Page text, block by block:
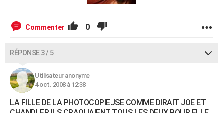
Commenter 0
RÉPONSE 3 / 5
Utilisateur anonyme
4 oct. 2008 à 12:38
LA FILLE DE LA PHOTOCOPIEUSE COMME DIRAIT JOE ET